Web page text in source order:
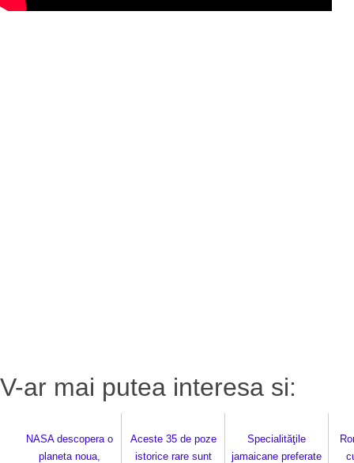
V-ar mai putea interesa si:
NASA descopera o
planeta noua,
Aceste 35 de poze
istorice rare sunt
Specialităţile
jamaicane preferate